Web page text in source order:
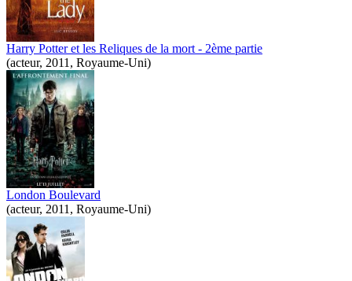
Harry Potter et les Reliques de la mort - 2ème partie
(acteur, 2011, Royaume-Uni)
London Boulevard
(acteur, 2011, Royaume-Uni)